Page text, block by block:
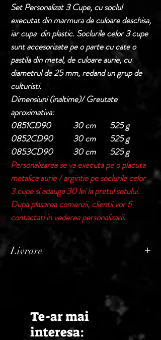
Set Personalizat 3 Cupe, cu soclul
executat din marmura de culoare deschisa,
iar cupa din plastic. Soclurile celor 3 cupe
sunt accesorizate pe o parte cu cate o
pastila din metal, de culoare aurie, cu
diametrul de 25 mm, redand un grup de
culturisti.
Dimensiuni (inaltime)/ Greutate
aproximativa:
0851CD90 30 cm 525 g
0852CD90 30 cm 525 g
0853CD90 30 cm 525 g
Personalizarea se va executa pe o placuta
metalica aurie / argintie pe soclurile celor
3 cupe si adauga 30 lei la pretul setului.
Dupa plasarea comenzii, clientii vor fi
contactati in vederea personalizarii.
Livrare
Te-ar mai
interesa: